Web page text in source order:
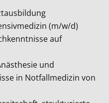
(m/w/d)
auf
und
in Notfallmedizin von